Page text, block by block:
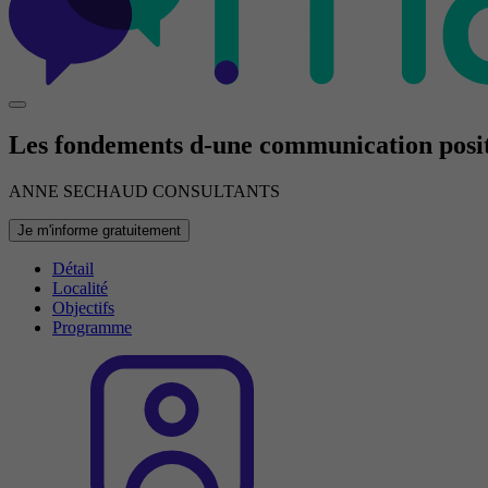
Les fondements d-une communication
ANNE SECHAUD CONSULTANTS
Je m'informe gratuitement
Détail
Localité
Objectifs
Programme